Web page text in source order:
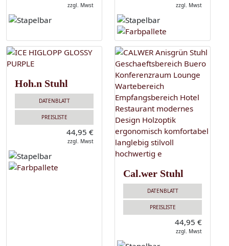
zzgl. Mwst zzgl. Mwst
Hoh.n Stuhl
DATENBLATT
PREISLISTE
44,95 €
zzgl. Mwst
Cal.wer Stuhl
DATENBLATT
PREISLISTE
44,95 €
zzgl. Mwst